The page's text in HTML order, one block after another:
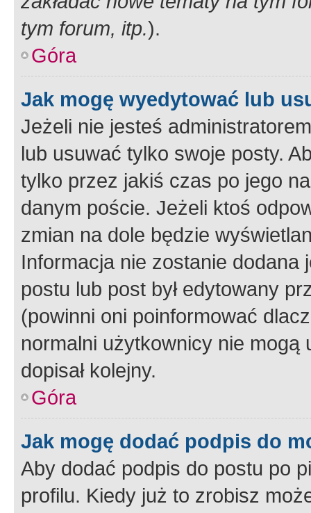
tym forum, itp.).
Góra
Jak mogę wyedytować lub
Jeżeli nie jesteś
lub usuwać tylko swoje posty.
tylko przez jakiś czas po jego
danym poście. Jeżeli ktoś
zmian na dole będzie
Informacja nie zostanie dodana
postu lub post był edytowany
(powinni oni poinformować
normalni użytkownicy nie
dopisał kolejny.
Góra
Jak mogę dodać podpis do
Aby dodać podpis do postu po
profilu. Kiedy już to zrobisz